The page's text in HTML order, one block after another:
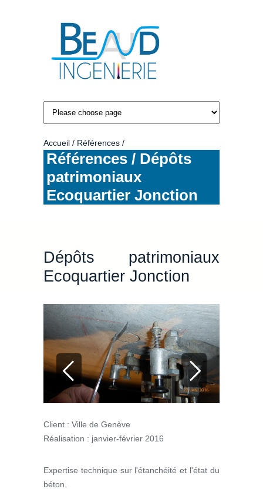
Accueil Références
Références / Dépôts
patrimoniaux
Ecoquartier Jonction
Dépôts patrimoniaux
Ecoquartier Jonction
Client : Ville de Genève
Réalisation : janvier-février 2016
Expertise technique sur l'étanchéité et l'état du
béton.